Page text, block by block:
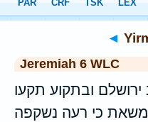
WLC> Yirmi'yah 6
◄
Jeremiah 6 WLC
ירושלם ובתקוע תקעו
משאת כי רעה נשקפה